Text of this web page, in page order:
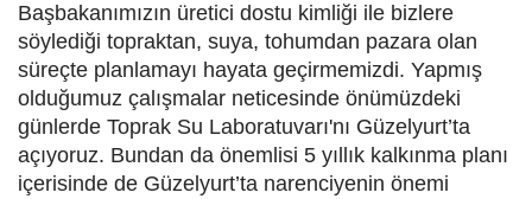
Başbakanımızın üretici dostu kimliği ile bizlere
söylediği topraktan, suya, tohumdan pazara olan
süreçte planlamayı hayata geçirmemizdi. Yapmış
olduğumuz çalışmalar neticesinde önümüzdeki
günlerde Toprak Su Laboratuvarı'nı Güzelyurt’ta
açıyoruz. Bundan da önemlisi 5 yıllık kalkınma planı
içerisinde de Güzelyurt’ta narenciyenin önemi